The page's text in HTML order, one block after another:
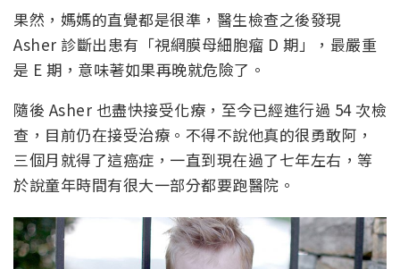
果然，媽媽的直覺都是很準，醫生檢查之後發現
Asher 診斷出患有「視網膜母細胞瘤 D 期」，最嚴重
是 E 期，意味著如果再晚就危險了。
隨後 Asher 也盡快接受化療，至今已經進行過 54 次檢
查，目前仍在接受治療。不得不說他真的很勇敢阿，
三個月就得了這癌症，一直到現在過了七年左右，等
於說童年時間有很大一部分都要跑醫院。